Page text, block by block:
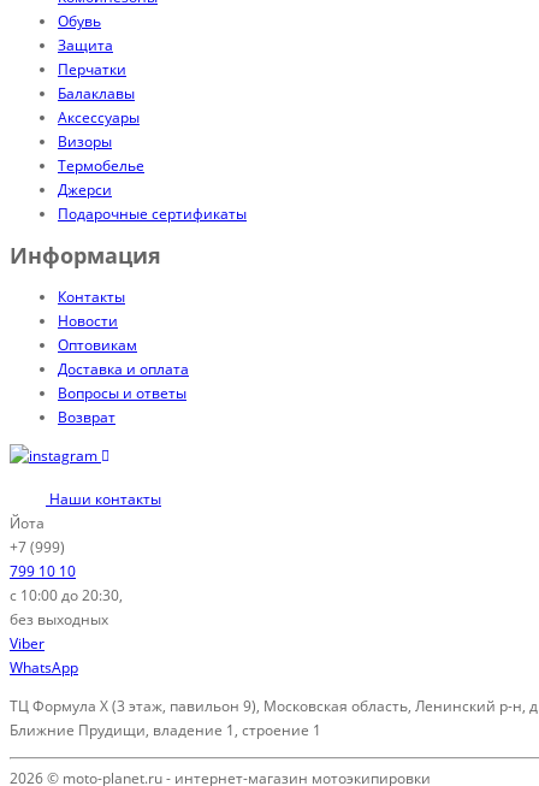
Обувь
Защита
Перчатки
Балаклавы
Аксессуары
Визоры
Термобелье
Джерси
Подарочные сертификаты
Информация
Контакты
Новости
Оптовикам
Доставка и оплата
Вопросы и ответы
Возврат
Наши контакты
Йота
+7 (999)
799 10 10
с 10:00 до 20:30,
без выходных
Viber
WhatsApp
ТЦ Формула Х (3 этаж, павильон 9), Московская область, Ленинский р-н,
Ближние Прудищи, владение 1, строение 1
2026 © moto-planet.ru - интернет-магазин мотоэкипировки